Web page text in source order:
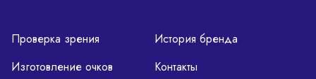
Проверка зрения
Изготовление очков
История бренда
Контакты